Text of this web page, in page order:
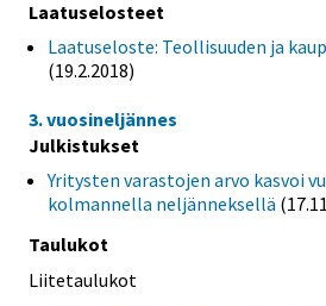
Laatuselosteet
Laatuseloste: Teollisuuden ja
(19.2.2018)
3. vuosineljännes
Julkistukset
Yritysten varastojen arvo kasvoi
kolmannella neljänneksellä
Taulukot
Liitetaulukot